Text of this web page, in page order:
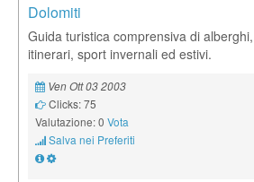
Dolomiti
Guida turistica comprensiva di
itinerari, sport invernali ed estivi.
Ven Ott 03 2003
Clicks: 75
Valutazione: 0 Vota
Salva nei Preferiti